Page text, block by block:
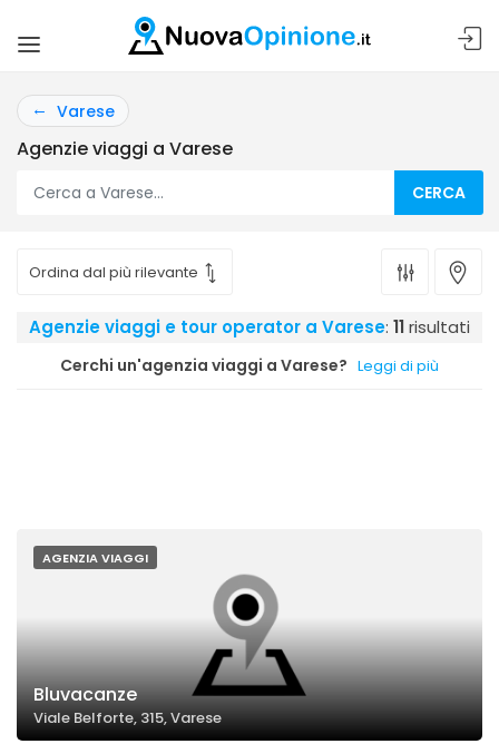
Varese
Agenzie viaggi a Varese
CERCA
Agenzie viaggi e tour operator a Varese: 11risultati
Cerchi un'agenzia viaggi a Varese? Leggi di più
AGENZIA VIAGGI
Bluvacanze
Viale Belforte, 315, Varese